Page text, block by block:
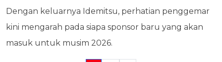
Dengan keluarnya Idemitsu, perhatian penggemar
kini mengarah pada siapa sponsor baru yang akan
masuk untuk musim 2026.